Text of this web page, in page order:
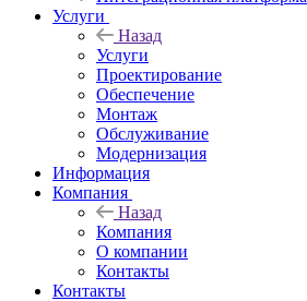
Услуги
Назад
Услуги
Проектирование
Обеспечение
Монтаж
Обслуживание
Модернизация
Информация
Компания
Назад
Компания
О компании
Контакты
Контакты